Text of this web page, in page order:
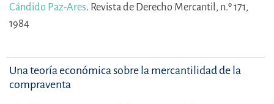
Cándido Paz-Ares. Revista de Derecho Mercantil, n.º 171,
1984
Una teoría económica sobre la mercantilidad de la
compraventa